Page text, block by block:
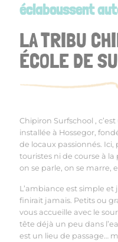
éclaboussent
LA TRIBU
ÉCOLE DE
Chipiron Surfschool
,
installée à Hossegor,
de locaux passionnés. Ici,
touristes ni de course à
on se parle, on se marre,
L’ambiance est simple
finirait jamais. Petits ou
vous accueille avec le
tête déjà un peu dans
est un lieu de passage…